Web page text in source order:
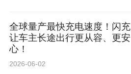
全球量产最快充电速度！闪充
让车主长途出行更从容、更安
心！
2026-06-02